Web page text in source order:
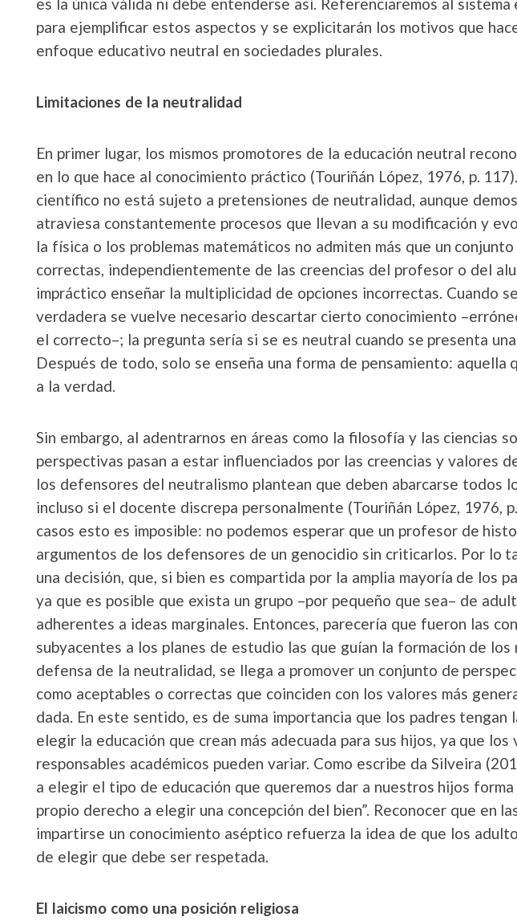
es la única válida ni debe entenderse así. Referenciaremos al
para ejemplificar estos aspectos y se explicitarán los motivos que
enfoque educativo neutral en sociedades plurales.
Limitaciones de la neutralidad
En primer lugar, los mismos promotores de la educación neutral
en lo que hace al conocimiento práctico (Touriñán López, 1976, p.
científico no está sujeto a pretensiones de neutralidad, aunque
atraviesa constantemente procesos que llevan a su modificación y
la física o los problemas matemáticos no admiten más que un
correctas, independientemente de las creencias del profesor o del
impráctico enseñar la multiplicidad de opciones incorrectas. Cuando
verdadera se vuelve necesario descartar cierto conocimiento
el correcto–; la pregunta sería si se es neutral cuando se presenta
Después de todo, solo se enseña una forma de pensamiento: aquella
a la verdad.
Sin embargo, al adentrarnos en áreas como la filosofía y las ciencias
perspectivas pasan a estar influenciados por las creencias y valores
los defensores del neutralismo plantean que deben abarcarse todos
incluso si el docente discrepa personalmente (Touriñán López, 1976,
casos esto es imposible: no podemos esperar que un profesor de
argumentos de los defensores de un genocidio sin criticarlos. Por lo
una decisión, que, si bien es compartida por la amplia mayoría de los
ya que es posible que exista un grupo –por pequeño que sea– de
adherentes a ideas marginales. Entonces, parecería que fueron las
subyacentes a los planes de estudio las que guían la formación de los
defensa de la neutralidad, se llega a promover un conjunto de
como aceptables o correctas que coinciden con los valores más
dada. En este sentido, es de suma importancia que los padres tengan
elegir la educación que crean más adecuada para sus hijos, ya que los
responsables académicos pueden variar. Como escribe da Silveira
a elegir el tipo de educación que queremos dar a nuestros hijos
propio derecho a elegir una concepción del bien”. Reconocer que en
impartirse un conocimiento aséptico refuerza la idea de que los
de elegir que debe ser respetada.
El laicismo como una posición religiosa